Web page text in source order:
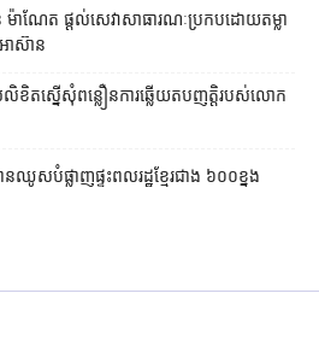
ណែត ផ្ដល់​សេវា​សាធារណៈ​ប្រកបដោយ​តម្លា
ាស៊ាន
ត​ស្នើសុំ​ពន្លឿន​ការ​ឆ្លើយតប​ញត្តិ​របស់​លោក
ឈូសបំផ្លាញផ្ទះពលរដ្ឋខ្មែរជាង ៦០០ខ្នង